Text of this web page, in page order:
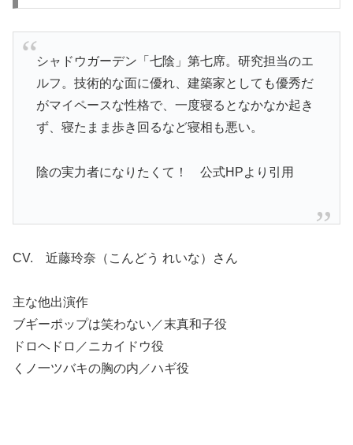
シャドウガーデン「七陰」第七席。研究担当のエ
ルフ。技術的な面に優れ、建築家としても優秀だ
がマイペースな性格で、一度寝るとなかなか起き
ず、寝たまま歩き回るなど寝相も悪い。
陰の実力者になりたくて！ 公式HPより引用
CV. 近藤玲奈（こんどう れいな）さん
主な他出演作
ブギーポップは笑わない／末真和子役
ドロヘドロ／ニカイドウ役
くノ一ツバキの胸の内／ハギ役